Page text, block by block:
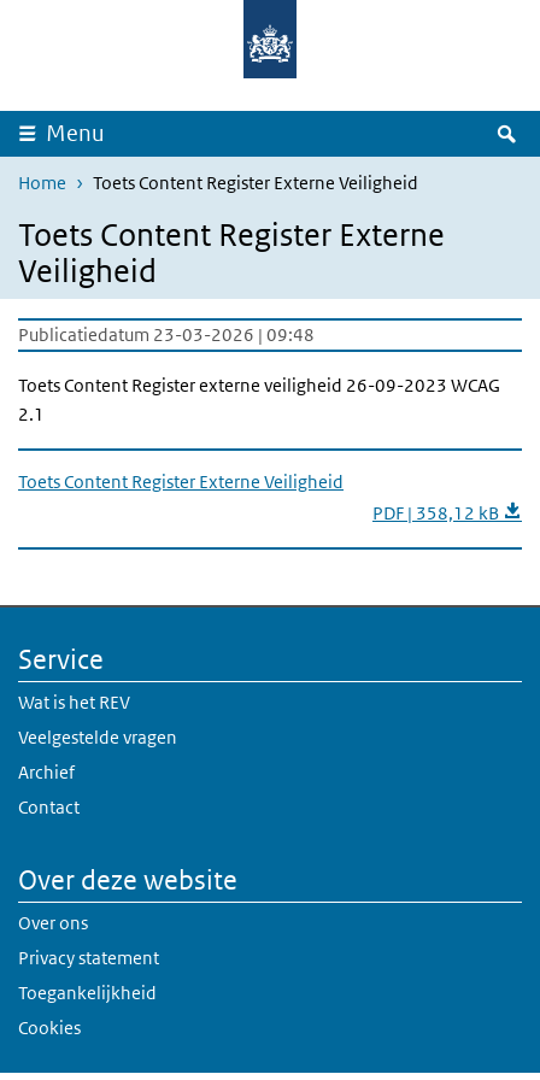
Overslaan en naar de inhoud gaan
Menu
Home Toets Content Register Externe Veiligheid
Toets Content Register Externe
Veiligheid
Publicatiedatum 23-03-2026 | 09:48
Toets Content Register externe veiligheid 26-09-2023 WCAG
2.1
Toets Content Register Externe Veiligheid
PDF | 358,12 kB
Service
Wat is het REV
Veelgestelde vragen
Archief
Contact
Over deze website
Over ons
Privacy statement
Toegankelijkheid
Cookies